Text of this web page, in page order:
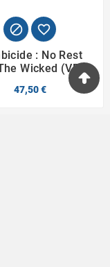
 
: No Rest
Wicked (VF)
47,50 €